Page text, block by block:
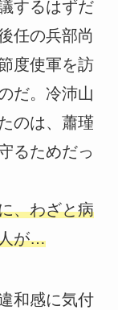
するはずだ
任の兵部尚
度使軍を訪
だ。冷沛山
のは、蕭瑾
るためだっ
、わざと病
が…
和感に気付